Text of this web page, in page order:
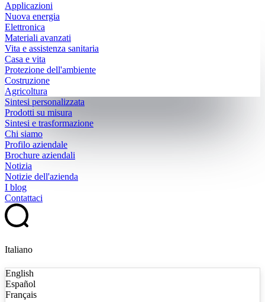
Applicazioni
Nuova energia
Elettronica
Materiali avanzati
Vita e assistenza sanitaria
Casa e vita
Protezione dell'ambiente
Costruzione
Agricoltura
Sintesi personalizzata
Prodotti su misura
Sintesi e trasformazione
Chi siamo
Profilo aziendale
Brochure aziendali
Notizia
Notizie dell'azienda
I blog
Contattaci
Italiano
English
Español
Français